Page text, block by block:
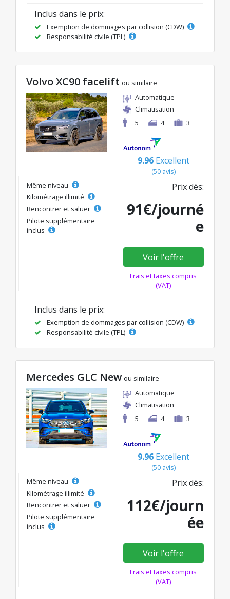
Inclus dans le prix:
Exemption de dommages par collision (CDW)
Responsabilité civile (TPL)
Volvo XC90 facelift ou similaire
Automatique
Climatisation
5
4 3
9.96 Excellent
(50 avis)
Même niveau
Kilométrage illimité
Rencontrer et saluer
Pilote supplémentaire
inclus
Prix dès:
91€/journé
e
Voir l'offre
Frais et taxes compris
(VAT)
Inclus dans le prix:
Exemption de dommages par collision (CDW)
Responsabilité civile (TPL)
Mercedes GLC New ou similaire
Automatique
Climatisation
5
4 3
9.96 Excellent
(50 avis)
Même niveau
Kilométrage illimité
Rencontrer et saluer
Pilote supplémentaire
inclus
Prix dès:
112€/journ
ée
Voir l'offre
Frais et taxes compris
(VAT)